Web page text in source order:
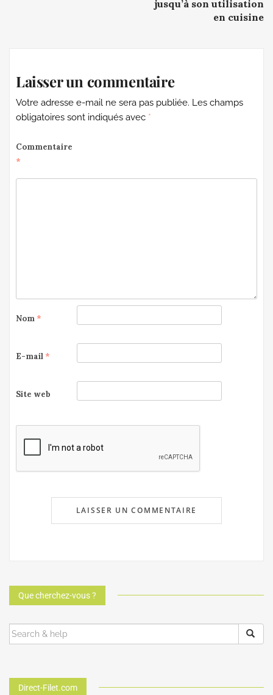
jusqu’à son utilisation
en cuisine
Laisser un commentaire
Votre adresse e-mail ne sera pas publiée. Les champs
obligatoires sont indiqués avec *
Commentaire
*
Nom *
E-mail *
Site web
Que cherchez-vous ?
Direct-Filet.com